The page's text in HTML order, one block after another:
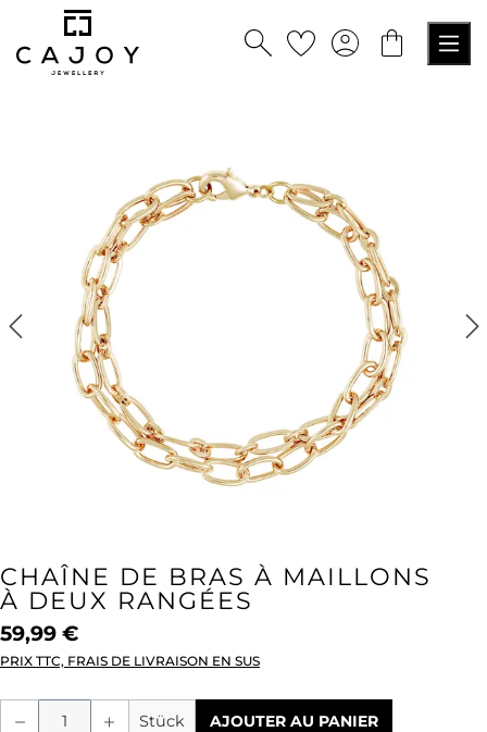
principal
CHAÎNE DE BRAS À MAILLONS
À DEUX RANGÉES
59,99 €
PRIX TTC, FRAIS DE LIVRAISON EN SUS
Quantité de produit : Entrez la
Stück AJOUTER AU PANIER